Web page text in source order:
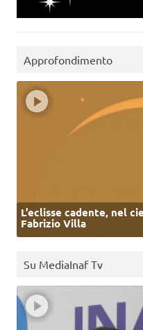
Approfondimento
L’eclisse cadente, nel
Fabrizio Villa
Su MediaInaf Tv